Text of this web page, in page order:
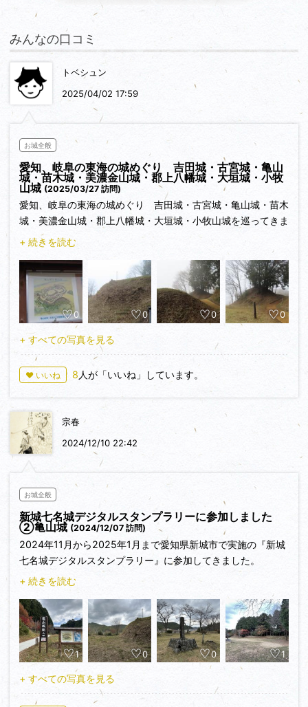
みんなの口コミ
トベシュン
2025/04/02 17:59
お城全般
愛知、岐阜の東海の城めぐり 吉田城・古宮城・亀山
城・苗木城・美濃金山城・郡上八幡城・大垣城・小牧
山城 (2025/03/27 訪問)
愛知、岐阜の東海の城めぐり 吉田城・古宮城・亀山城・苗木
城・美濃金山城・郡上八幡城・大垣城・小牧山城を巡ってきま
した。
+ 続きを読む
0 0 0 0
+ すべての写真を見る
♥ いいね 8 人が「いいね」しています。
宗春
2024/12/10 22:42
お城全般
新城七名城デジタルスタンプラリーに参加しました
②亀山城 (2024/12/07 訪問)
2024年11月から2025年1月まで愛知県新城市で実施の『新城
七名城デジタルスタンプラリー』に参加してきました。
+ 続きを読む
1 0 0 1
+ すべての写真を見る